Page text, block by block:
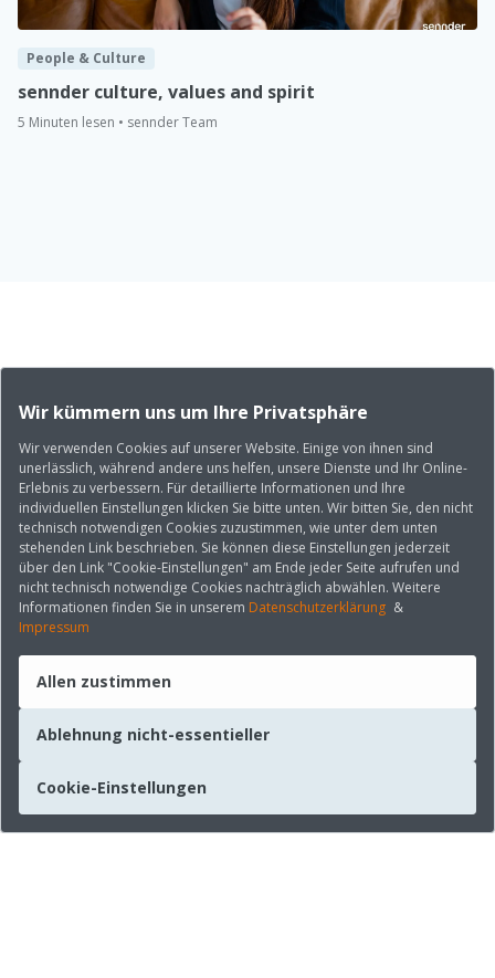
Wir kümmern uns um Ihre Privatsphäre
Wir verwenden Cookies auf unserer Website. Einige von ihnen sind
unerlässlich, während andere uns helfen, unsere Dienste und Ihr Online-
Erlebnis zu verbessern. Für detaillierte Informationen und Ihre
individuellen Einstellungen klicken Sie bitte unten. Wir bitten Sie, den nicht
technisch notwendigen Cookies zuzustimmen, wie unter dem unten
stehenden Link beschrieben. Sie können diese Einstellungen jederzeit
über den Link "Cookie-Einstellungen" am Ende jeder Seite aufrufen und
nicht technisch notwendige Cookies nachträglich abwählen. Weitere
Informationen finden Sie in unserem Datenschutzerklärung &
Impressum
Allen zustimmen
Ablehnung nicht-essentieller
Cookie-Einstellungen
People & Culture
sennder culture, values and spirit
5 Minuten lesen • sennder Team